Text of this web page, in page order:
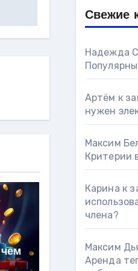
Свежие
Надежда
Артём к
нужен
Максим
Критерии
Карина к
члена?
Максим
Аренда